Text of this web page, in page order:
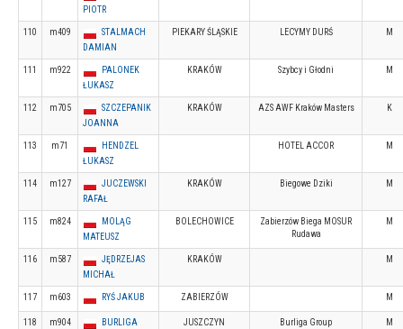
PIOTR
110 m409
STALMACH
DAMIAN
PIEKARY ŚLĄSKIE LECYMY DURŚ M
111 m922
PALONEK
ŁUKASZ
KRAKÓW Szybcy i Głodni M
112 m705
SZCZEPANIK
JOANNA
KRAKÓW AZS AWF Kraków Masters K
113 m71
HENDZEL
ŁUKASZ
HOTEL ACCOR M
114 m127
JUCZEWSKI
RAFAŁ
KRAKÓW Biegowe Dziki M
115 m824
MOLĄG
MATEUSZ
BOLECHOWICE
Zabierzów Biega MOSUR
Rudawa
M
116 m587
JĘDRZEJAS
MICHAŁ
KRAKÓW M
117 m603 RYŚ JAKUB ZABIERZÓW M
118 m904
BURLIGA
JUSZCZYN Burliga Group M